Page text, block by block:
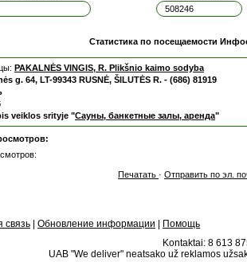
Статистика по посещаемости
PAKALNĖS VINGIS, R. Plikšnio kaimo sodyba
g. 64, LT-99343 RUSNĖ, ŠILUTĖS R. - (686) 81919
veiklos srityje "Сауны, банкетные залы, аренда"
Печатать · Отправить по эл.
связь Обновление информации
Помощь
Kontaktai: 8 613
UAB "We deliver" neatsako už reklamos